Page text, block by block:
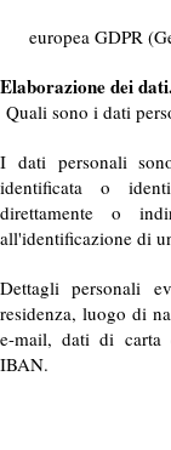
europea GDPR
Elaborazione dei dati.
Quali sono i dati
I dati personali
identificata o
direttamente o
all'identificazione di
Dettagli personali
residenza, luogo di
e-mail, dati di carta
IBAN.